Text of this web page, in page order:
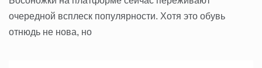
очередной всплеск популярности. Хотя это обувь
отнюдь не нова, но